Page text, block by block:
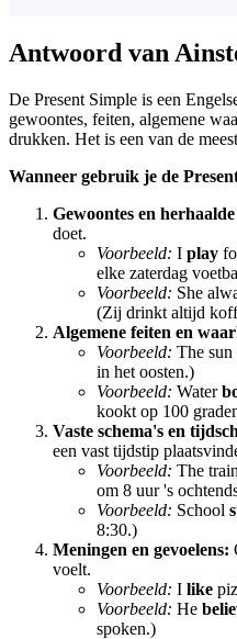
Antwoord van
De Present Simple is een
gewoontes, feiten, algemene
drukken. Het is een van de
Wanneer gebruik je de
Gewoontes en herhaalde
doet.
Voorbeeld: I play
elke zaterdag
Voorbeeld: She
(Zij drinkt altijd
Algemene feiten en
Voorbeeld: The sun
in het oosten.)
Voorbeeld: Water
kookt op 100
Vaste schema's en
een vast tijdstip
Voorbeeld: The train
om 8 uur 's
Voorbeeld: School
8:30.)
Meningen en gevoelens:
voelt.
Voorbeeld: I like
Voorbeeld: He
spoken.)